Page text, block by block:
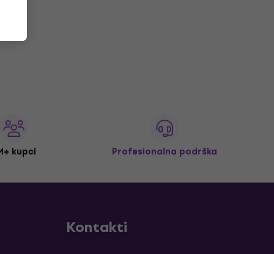
kupci Profesionalna podrška
Kontakti